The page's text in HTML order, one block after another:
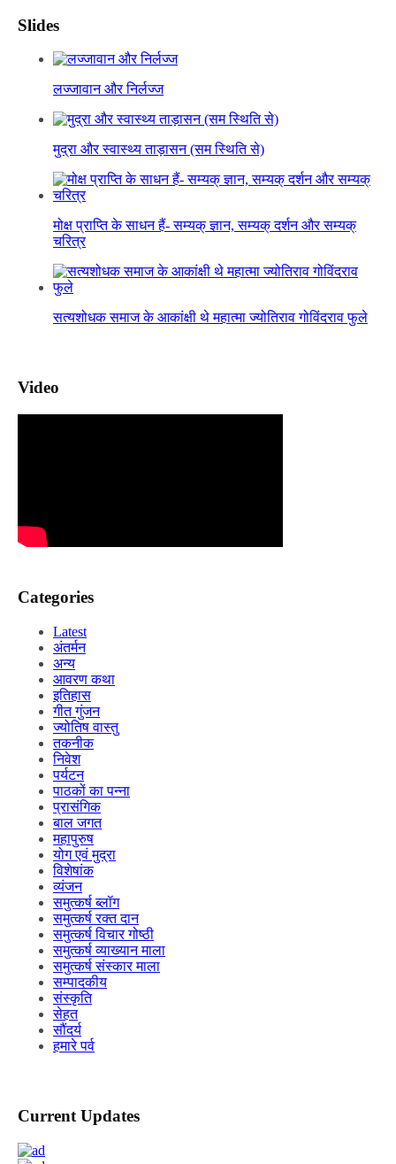
Slides
लज्जावान और निर्लज्ज
मुद्रा और स्वास्थ्य ताड़ासन (सम स्थिति से)
मोक्ष प्राप्ति के साधन हैं- सम्यक् ज्ञान, सम्यक् दर्शन और सम्यक्
चरित्र
सत्यशोधक समाज के आकांक्षी थे महात्मा ज्योतिराव गोविंदराव फुले
Video
Categories
Latest
अंतर्मन
अन्य
आवरण कथा
इतिहास
गीत गुंजन
ज्योतिष वास्तु
तकनीक
निवेश
पर्यटन
पाठकों का पन्ना
प्रासंगिक
बाल जगत
महापुरुष
योग एवं मुद्रा
विशेषांक
व्यंजन
समुत्कर्ष ब्लॉग
समुत्कर्ष रक्त दान
समुत्कर्ष विचार गोष्ठी
समुत्कर्ष व्याख्यान माला
समुत्कर्ष संस्कार माला
सम्पादकीय
संस्कृति
सेहत
सौंदर्य
हमारे पर्व
Current Updates